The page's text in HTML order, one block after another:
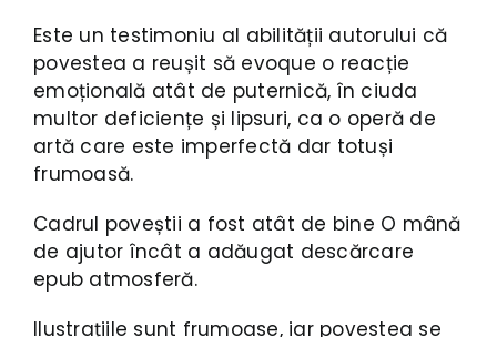
Este un testimoniu al abilității autorului că
povestea a reușit să evoque o reacție
emoțională atât de puternică, în ciuda
multor deficiențe și lipsuri, ca o operă de
artă care este imperfectă dar totuși
frumoasă.
Cadrul poveștii a fost atât de bine O mână
de ajutor încât a adăugat descărcare
epub atmosferă.
Ilustrațiile sunt frumoase, iar povestea se